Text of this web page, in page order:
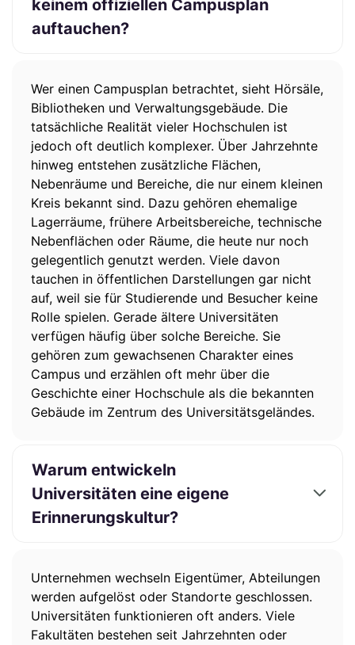
keinem offiziellen Campusplan
auftauchen?
Wer einen Campusplan betrachtet, sieht Hörsäle,
Bibliotheken und Verwaltungsgebäude. Die
tatsächliche Realität vieler Hochschulen ist
jedoch oft deutlich komplexer. Über Jahrzehnte
hinweg entstehen zusätzliche Flächen,
Nebenräume und Bereiche, die nur einem kleinen
Kreis bekannt sind. Dazu gehören ehemalige
Lagerräume, frühere Arbeitsbereiche, technische
Nebenflächen oder Räume, die heute nur noch
gelegentlich genutzt werden. Viele davon
tauchen in öffentlichen Darstellungen gar nicht
auf, weil sie für Studierende und Besucher keine
Rolle spielen. Gerade ältere Universitäten
verfügen häufig über solche Bereiche. Sie
gehören zum gewachsenen Charakter eines
Campus und erzählen oft mehr über die
Geschichte einer Hochschule als die bekannten
Gebäude im Zentrum des Universitätsgeländes.
Warum entwickeln
Universitäten eine eigene
Erinnerungskultur?
Unternehmen wechseln Eigentümer, Abteilungen
werden aufgelöst oder Standorte geschlossen.
Universitäten funktionieren oft anders. Viele
Fakultäten bestehen seit Jahrzehnten oder